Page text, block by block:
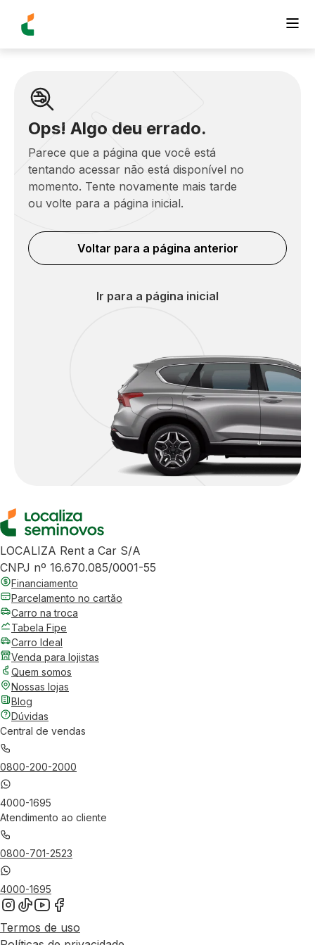
Ops! Algo deu errado.
Parece que a página que você está
tentando acessar não está disponível no
momento. Tente novamente mais tarde
ou volte para a página inicial.
Voltar para a página anterior
Ir para a página inicial
LOCALIZA Rent a Car S/A
CNPJ nº 16.670.085/0001-55
Financiamento
Parcelamento no cartão
Carro na troca
Tabela Fipe
Carro Ideal
Venda para lojistas
Quem somos
Nossas lojas
Blog
Dúvidas
Central de vendas
0800-200-2000
4000-1695
Atendimento ao cliente
0800-701-2523
4000-1695
Termos de uso